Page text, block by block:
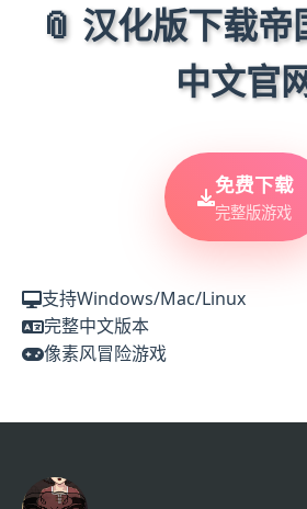
📎 汉化版下载
中文官
免费下载
完整版游戏
支持Windows/Mac/Linux
完整中文版本
像素风冒险游戏